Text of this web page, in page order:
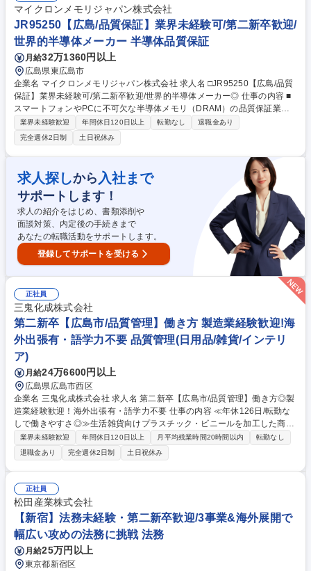
社）との連携・子会社管理に関する業務 ・個人情報保護を中心としたリス
ク管理に関する業務 募集職種 【東京】法務担当（第二新卒）
マイクロンメモリジャパン株式会社
JR95250【広島/品質保証】業界未経験可/第二新卒歓迎/
世界的半導体メーカー 半導体品質保証
月給32万1360円以上
広島県東広島市
企業名 マイクロンメモリジャパン株式会社 求人名 □JR95250【広島/品質
保証】業界未経験可/第二新卒歓迎/世界的半導体メーカー◎ 仕事の内容 ■
スマートフォンやPCに不可欠な半導体メモリ（DRAM）の品質保証業務
（品質技術エンジニア）をお任せします。原材料や製造環境の管理、製品
品質の監視などを通じて、不良の未然防止と品質安定を実現します。 【詳
細】ご経験や適性に応じて以下の品質管理・保証業務を行います。 ■ガ
ス・薬液・純水などの原材料品質管理 ■温度・湿度をはじめとするクリー
ンルームの環境管理 ■製品品質の監視・評価 ■Chem Labでの不良原因の
分析・再現防止策の立案 【研修体制】半導体の基礎を学ぶトレーニングや
メンター制度、英語研修など、未経験から安心して成長できる環境が整っ
ています。 募集職種 □JR95250【広島/品質保証】業界未経験可/第二新卒
歓迎/世界的半導体メーカー◎
業界未経験歓迎 年間休日120日以上 転勤なし
退職金あり
完全週休2日制
土日祝休み
求人探しから 入社まで
サポートします！
求人の紹介をはじめ、書類添削や
面談対策、内定後の手続きまで
あなたの転職活動をサポートします。
登録してサポートを受ける
正社員
三鬼化成株式会社
第二新卒【広島市/品質管理】働き方 製造業経験歓迎!海
外出張有・語学力不要 品質管理(日用品/雑貨/インテリ
ア)
月給24万6600円以上
広島県広島市西区
企業名 三鬼化成株式会社 求人名 第二新卒【広島市/品質管理】働き方◎製
造業経験歓迎！海外出張有・語学力不要 仕事の内容 ≪年休126日/転勤な
しで働きやすさ◎≫生活雑貨向けプラスチック・ビニールを加工した商品
の品質管理として商品の基準書作成、海外工場の監査を担当。お客様や仕
入先との調整を通じ品質基準を構築する仕事です。 【具体的には】生活雑
貨商品の品質基準書作成、海外仕入先への検査指導、工場監査による製造
工程確認、QC工程表等の帳票類チェック、お客様・仕入先・社内営業と
の調整業務を行います。約300商品（20アイテム）の品質管理を担当し、
新商品の基準作りも行い、マニュアル作成等も行っていただきます。品質
管理のため中国などの海外工場への出張があります（頻度は月1回以
上）。中国語などの語学力は不要です！ 募集職種 第二新卒【広島市/品質
管理】働き方◎製造業経験歓迎！海外出張有・語学力不要
業界未経験歓迎 年間休日120日以上 月平均残業時間20時間以内
転勤なし
退職金あり
完全週休2日制 土日祝休み
正社員
松田産業株式会社
【新宿】法務未経験・第二新卒歓迎/3事業&海外展開で
幅広い攻めの法務に挑戦 法務
月給25万円以上
東京都新宿区